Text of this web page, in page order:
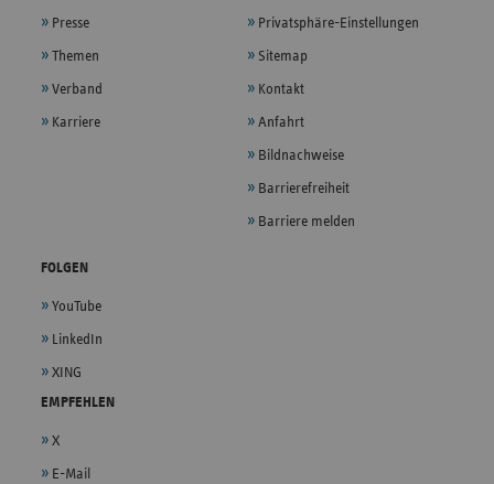
Presse
Themen
Verband
Karriere
Privatsphäre-Einstellungen
Sitemap
Kontakt
Anfahrt
Bildnachweise
Barrierefreiheit
Barriere melden
FOLGEN
YouTube
LinkedIn
XING
EMPFEHLEN
X
E-Mail